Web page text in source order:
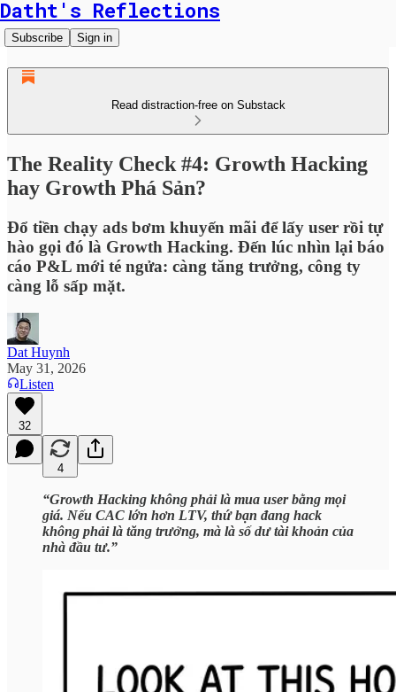
Datht's Reflections
Subscribe Sign in
Read distraction-free on Substack
The Reality Check #4: Growth Hacking
hay Growth Phá Sản?
Đổ tiền chạy ads bơm khuyến mãi để lấy user rồi tự
hào gọi đó là Growth Hacking. Đến lúc nhìn lại báo
cáo P&L mới té ngửa: càng tăng trưởng, công ty
càng lỗ sấp mặt.
Dat Huynh
May 31, 2026
Listen
32
4
“Growth Hacking không phải là mua user bằng mọi
giá. Nếu CAC lớn hơn LTV, thứ bạn đang hack
không phải là tăng trưởng, mà là số dư tài khoản của
nhà đầu tư.”